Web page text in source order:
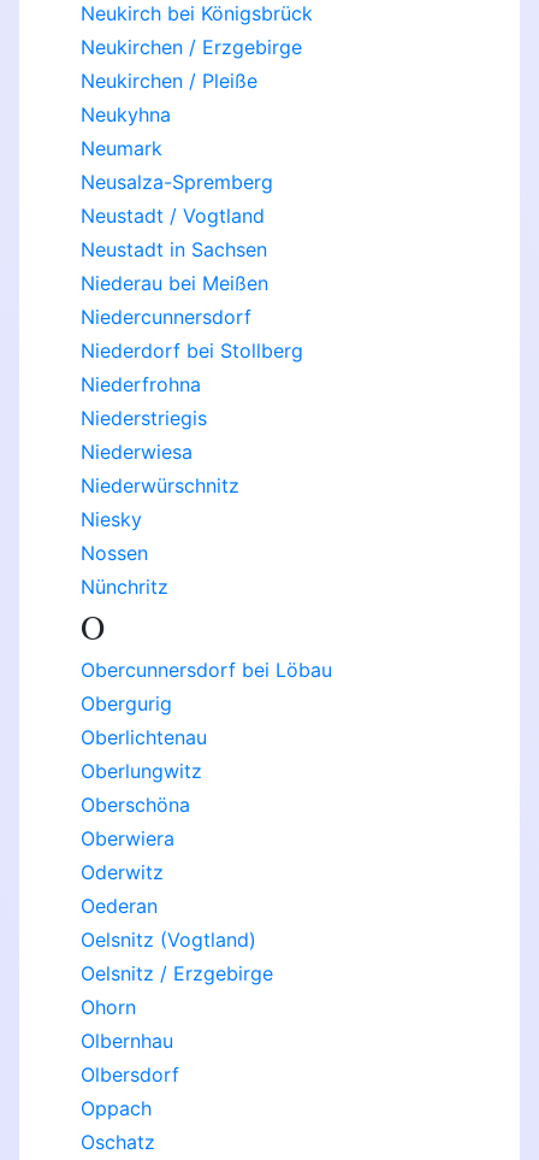
Neukirch bei Königsbrück
Neukirchen / Erzgebirge
Neukirchen / Pleiße
Neukyhna
Neumark
Neusalza-Spremberg
Neustadt / Vogtland
Neustadt in Sachsen
Niederau bei Meißen
Niedercunnersdorf
Niederdorf bei Stollberg
Niederfrohna
Niederstriegis
Niederwiesa
Niederwürschnitz
Niesky
Nossen
Nünchritz
O
Obercunnersdorf bei Löbau
Obergurig
Oberlichtenau
Oberlungwitz
Oberschöna
Oberwiera
Oderwitz
Oederan
Oelsnitz (Vogtland)
Oelsnitz / Erzgebirge
Ohorn
Olbernhau
Olbersdorf
Oppach
Oschatz